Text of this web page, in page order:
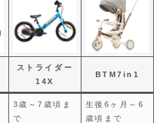
ストライダー
14X
BTM7in1
3歳～7歳頃ま
で
生後6ヶ月～6
歳頃まで